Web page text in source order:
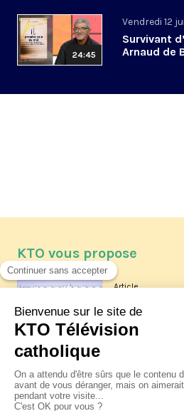
24:45
Vendredi 12
Survivant
Arnaud de
KTO vous propose
Article
Les
La visite
XIV à Assise
jeudi 6 août